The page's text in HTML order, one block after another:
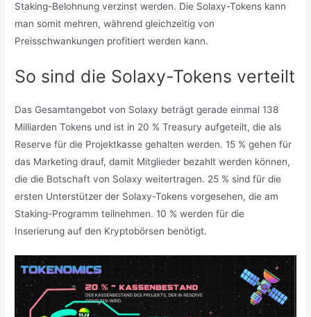
Staking-Belohnung verzinst werden. Die Solaxy-Tokens kann
man somit mehren, während gleichzeitig von
Preisschwankungen profitiert werden kann.
So sind die Solaxy-Tokens verteilt
Das Gesamtangebot von Solaxy beträgt gerade einmal 138
Milliarden Tokens und ist in 20 % Treasury aufgeteilt, die als
Reserve für die Projektkasse gehalten werden. 15 % gehen für
das Marketing drauf, damit Mitglieder bezahlt werden können,
die die Botschaft von Solaxy weitertragen. 25 % sind für die
ersten Unterstützer der Solaxy-Tokens vorgesehen, die am
Staking-Programm teilnehmen. 10 % werden für die
Inserierung auf den Kryptobörsen benötigt.